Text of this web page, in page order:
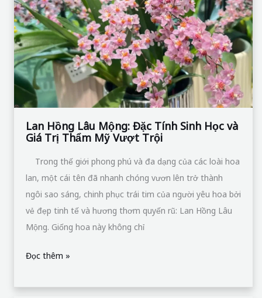
Lan Hồng Lâu Mộng: Đặc Tính Sinh Học và
Giá Trị Thẩm Mỹ Vượt Trội
Trong thế giới phong phú và đa dạng của các loài hoa
lan, một cái tên đã nhanh chóng vươn lên trở thành
vẻ đẹp tinh tế và hương thơm quyến rũ: Lan Hồng Lâu
Mộng. Giống hoa này không chỉ
và
Giá
Trị
Thẩm
Mỹ
Vượt
Trội
Đọc thêm »
Hoa
Bọ
Phân